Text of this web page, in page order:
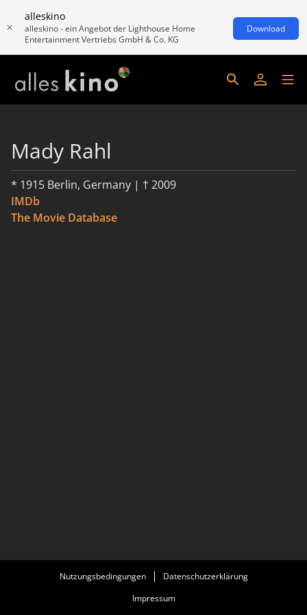
alleskino
alleskino - ein Angebot der Lighthouse Home
Entertainment Vertriebs GmbH & Co. KG
Download
Mady Rahl
* 1915 Berlin, Germany | † 2009
IMDb
The Movie Database
Nutzungsbedingungen
Datenschutzerklärung
Impressum